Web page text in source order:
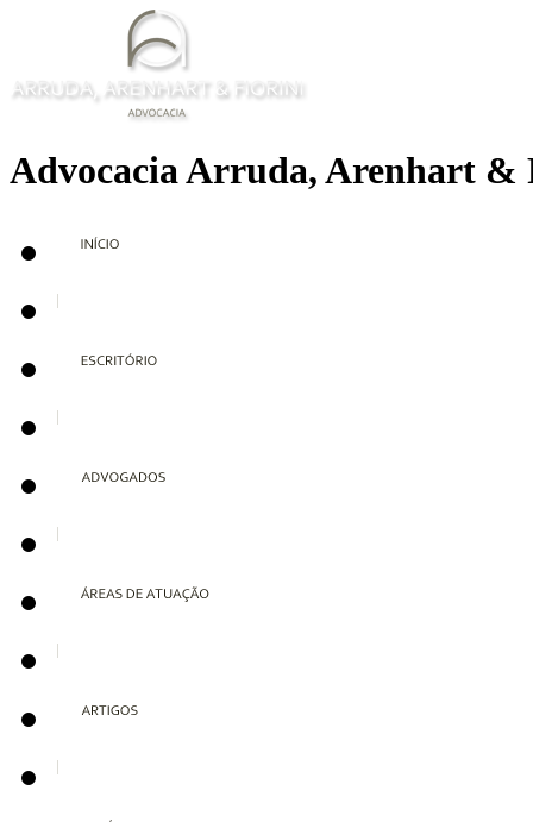
Advocacia Arruda, Arenhart